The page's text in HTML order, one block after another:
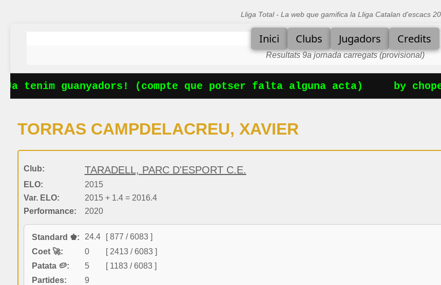
Lliga Total - La web que gamifica la Lliga Catalan d'escacs
Inici Clubs Jugadors Credits
Resultats 9a jornada carregats (provisional)
tenim guanyadors! (compte que potser falta alguna acta) by
TORRAS CAMPDELACREU, XAVIER
Club: TARADELL, PARC D'ESPORT C.E.
ELO:
2015
Var. ELO:
2015 + 1.4 = 2016.4
Performance:
2020
Standard ♚: 24.4
[ 877 / 6083 ]
Coet 🚀:
0
[ 2413 / 6083 ]
Patata 🥔:
5
[ 1183 / 6083 ]
Partides:
9